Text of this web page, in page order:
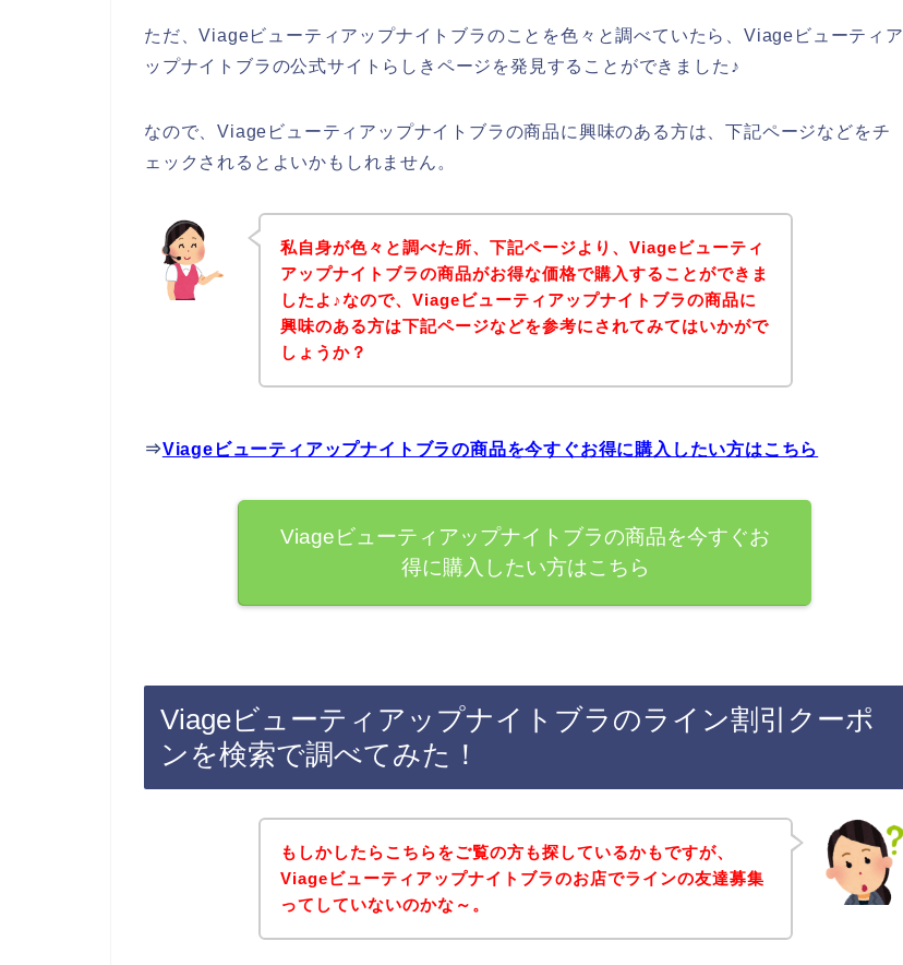
ただ、Viageビューティアップナイトブラのことを色々と調べていたら、Viageビューティア
ップナイトブラの公式サイトらしきページを発見することができました♪
なので、Viageビューティアップナイトブラの商品に興味のある方は、下記ページなどをチ
ェックされるとよいかもしれません。
私自身が色々と調べた所、下記ページより、Viageビューティ
アップナイトブラの商品がお得な価格で購入することができま
したよ♪なので、Viageビューティアップナイトブラの商品に
興味のある方は下記ページなどを参考にされてみてはいかがで
しょうか？
⇒Viageビューティアップナイトブラの商品を今すぐお得に購入したい方はこちら
Viageビューティアップナイトブラの商品を今すぐお
得に購入したい方はこちら
Viageビューティアップナイトブラのライン割引クーポ
ンを検索で調べてみた！
もしかしたらこちらをご覧の方も探しているかもですが、
Viageビューティアップナイトブラのお店でラインの友達募集
ってしていないのかな～。